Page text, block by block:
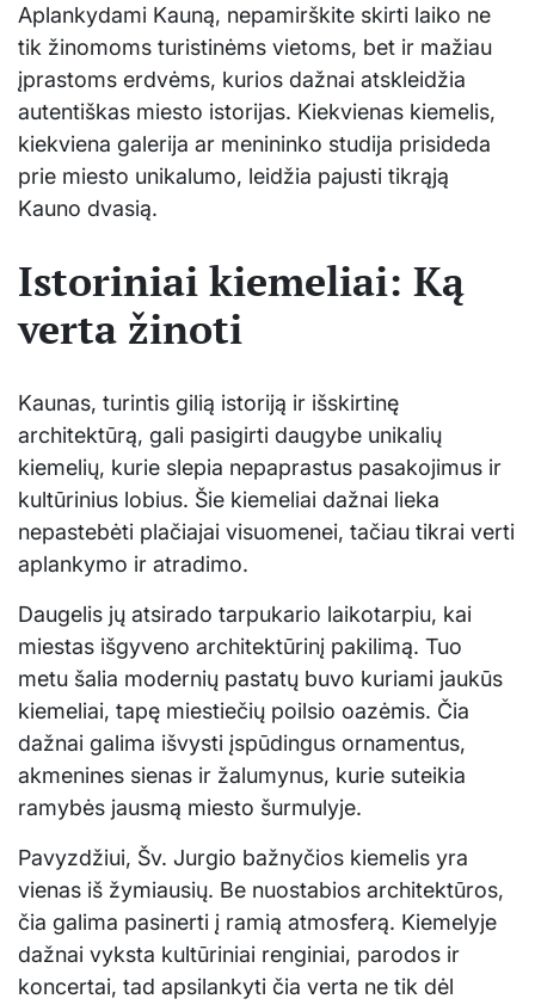
Aplankydami Kauną, nepamirškite skirti laiko ne
tik žinomoms turistinėms vietoms, bet ir mažiau
įprastoms erdvėms, kurios dažnai atskleidžia
autentiškas miesto istorijas. Kiekvienas kiemelis,
kiekviena galerija ar menininko studija prisideda
prie miesto unikalumo, leidžia pajusti tikrąją
Kauno dvasią.
Istoriniai kiemeliai: Ką
verta žinoti
Kaunas, turintis gilią istoriją ir išskirtinę
architektūrą, gali pasigirti daugybe unikalių
kiemelių, kurie slepia nepaprastus pasakojimus ir
kultūrinius lobius. Šie kiemeliai dažnai lieka
nepastebėti plačiajai visuomenei, tačiau tikrai verti
aplankymo ir atradimo.
Daugelis jų atsirado tarpukario laikotarpiu, kai
miestas išgyveno architektūrinį pakilimą. Tuo
metu šalia modernių pastatų buvo kuriami jaukūs
kiemeliai, tapę miestiečių poilsio oazėmis. Čia
dažnai galima išvysti įspūdingus ornamentus,
akmenines sienas ir žalumynus, kurie suteikia
ramybės jausmą miesto šurmulyje.
Pavyzdžiui, Šv. Jurgio bažnyčios kiemelis yra
vienas iš žymiausių. Be nuostabios architektūros,
čia galima pasinerti į ramią atmosferą. Kiemelyje
dažnai vyksta kultūriniai renginiai, parodos ir
koncertai, tad apsilankyti čia verta ne tik dėl